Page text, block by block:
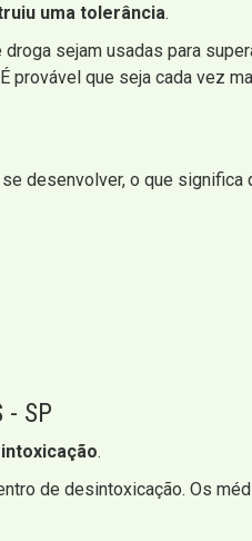
uma tolerância.
sejam usadas para
provável que seja cada vez
desenvolver, o que significa
- SP
.
de desintoxicação. Os